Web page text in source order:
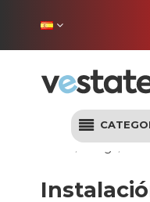
Blog